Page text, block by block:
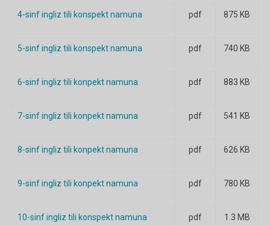
4-sinf ingliz tili konspekt namuna pdf 875 KB
5-sinf ingliz tili konspekt namuna pdf 740 KB
6-sinf ingliz tili konpekt namuna pdf 883 KB
7-sinf ingliz tili konpekt namuna pdf 541 KB
8-sinf ingliz tili konpekt namuna pdf 626 KB
9-sinf ingliz tili konpekt namuna pdf 780 KB
10-sinf ingliz tili konspekt namuna pdf 1.3 MB